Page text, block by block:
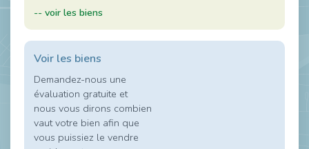
-- voir les biens
Voir les biens
Demandez-nous une
évaluation gratuite et
nous vous dirons combien
vaut votre bien afin que
vous puissiez le vendre